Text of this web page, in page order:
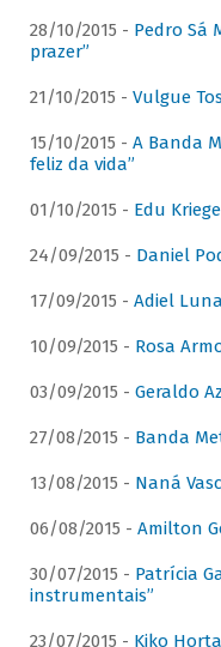
28/10/2015 - Pedro Sá
prazer”
21/10/2015 - Vulgue
15/10/2015 - A Banda
feliz da vida”
01/10/2015 - Edu
24/09/2015 - Daniel
17/09/2015 - Adiel
10/09/2015 - Rosa
03/09/2015 - Geraldo
27/08/2015 - Banda
13/08/2015 - Naná
06/08/2015 - Amilton
30/07/2015 - Patrícia
instrumentais”
23/07/2015 - Kiko